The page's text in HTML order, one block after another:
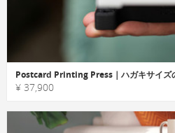
Postcard Printing Press｜ハガキサイズ
¥ 37,900